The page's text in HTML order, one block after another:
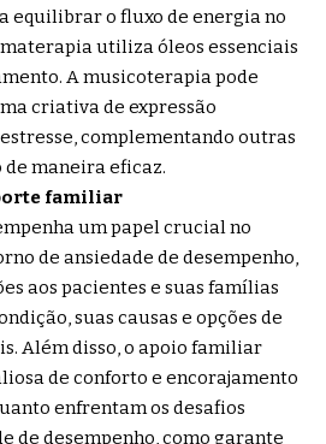
equilibrar o fluxo de energia no
utiliza óleos essenciais
A musicoterapia pode
criativa de expressão
complementando outras
maneira eficaz.
familiar
um papel crucial no
de ansiedade de desempenho,
aos pacientes e suas famílias
suas causas e opções de
Além disso, o apoio familiar
de conforto e encorajamento
enfrentam os desafios
de desempenho, como garante